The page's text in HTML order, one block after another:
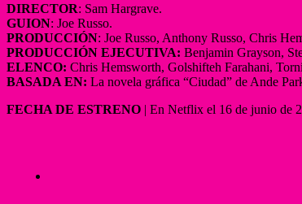
DIRECTOR: Sam Hargrave.
GUION: Joe Russo.
PRODUCCIÓN: Joe Russo, Anthony Russo, Chris
PRODUCCIÓN EJECUTIVA: Benjamin Grayson,
ELENCO: Chris Hemsworth, Golshifteh Farahani,
BASADA EN: La novela gráfica “Ciudad” de Ande
FECHA DE ESTRENO | En Netflix el 16 de junio de